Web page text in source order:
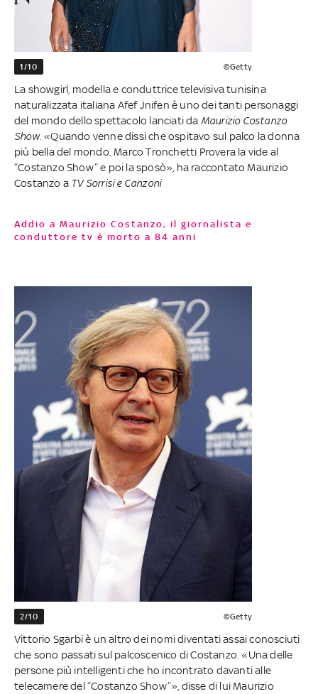
1/10 ©Getty
La showgirl, modella e conduttrice televisiva tunisina
naturalizzata italiana Afef Jnifen è uno dei tanti personaggi
del mondo dello spettacolo lanciati da Maurizio Costanzo
Show. «Quando venne dissi che ospitavo sul palco la donna
più bella del mondo. Marco Tronchetti Provera la vide al
“Costanzo Show” e poi la sposò», ha raccontato Maurizio
Costanzo a TV Sorrisi e Canzoni
Addio a Maurizio Costanzo, il giornalista e
conduttore tv è morto a 84 anni
2/10 ©Getty
Vittorio Sgarbi è un altro dei nomi diventati assai conosciuti
che sono passati sul palcoscenico di Costanzo. «Una delle
persone più intelligenti che ho incontrato davanti alle
telecamere del “Costanzo Show”», disse di lui Maurizio